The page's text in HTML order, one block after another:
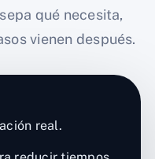
qué necesita,
vienen después.
real.